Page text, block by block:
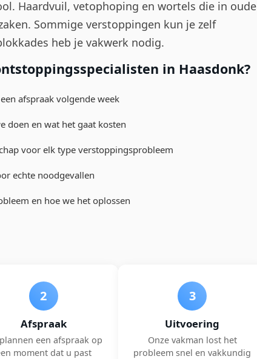
Haardvuil, vetophoping en wortels die in oude
Sommige verstoppingen kun je zelf
heb je vakwerk nodig.
in Haasdonk?
afspraak volgende week
doen en wat het gaat kosten
voor elk type verstoppingsprobleem
echte noodgevallen
en hoe we het oplossen
2
Afspraak
een afspraak op
moment dat u past
3
Uitvoering
Onze vakman lost het
probleem snel en vakkundig